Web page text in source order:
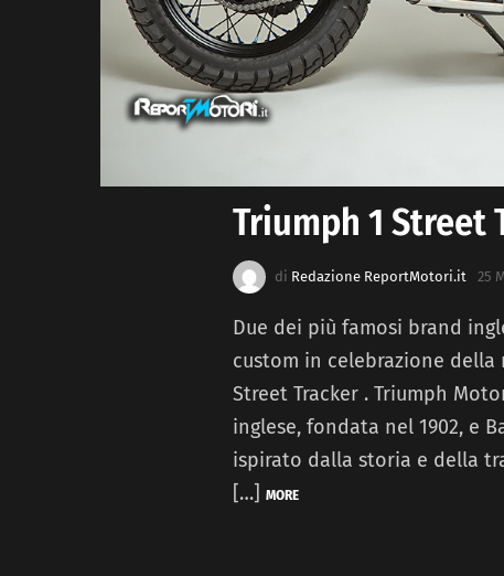
Triumph 1 Street
di Redazione ReportMotori.it 25
Due dei più famosi brand
custom in celebrazione della
Street Tracker . Triumph
inglese, fondata nel 1902, e
ispirato dalla storia e della
[…] MORE